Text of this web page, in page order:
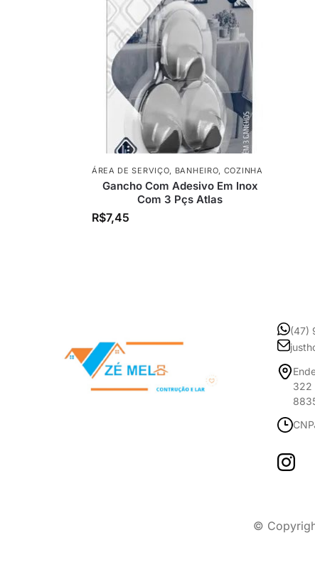
ÁREA DE SERVIÇO BANHEIRO COZINHA
Gancho Com Adesivo Em Inox
Com 3 Pçs Atlas
R$7,45
(47)
322
©